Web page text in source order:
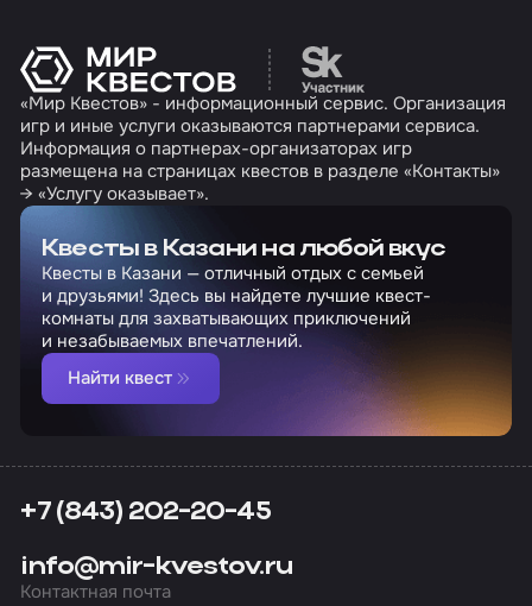
Перейти на сайт
«Мир Квестов» - информационный сервис. Организация
игр и иные услуги оказываются партнерами сервиса.
Информация о партнерах-организаторах игр
размещена на страницах квестов в разделе «Контакты»
→ «Услугу оказывает».
Квесты в Казани на любой вкус
Квесты в Казани — отличный отдых с семьей
и друзьями! Здесь вы найдете лучшие квест-
комнаты для захватывающих приключений
и незабываемых впечатлений.
Найти квест
+7 (843) 202-20-45
info@mir-kvestov.ru
Контактная почта